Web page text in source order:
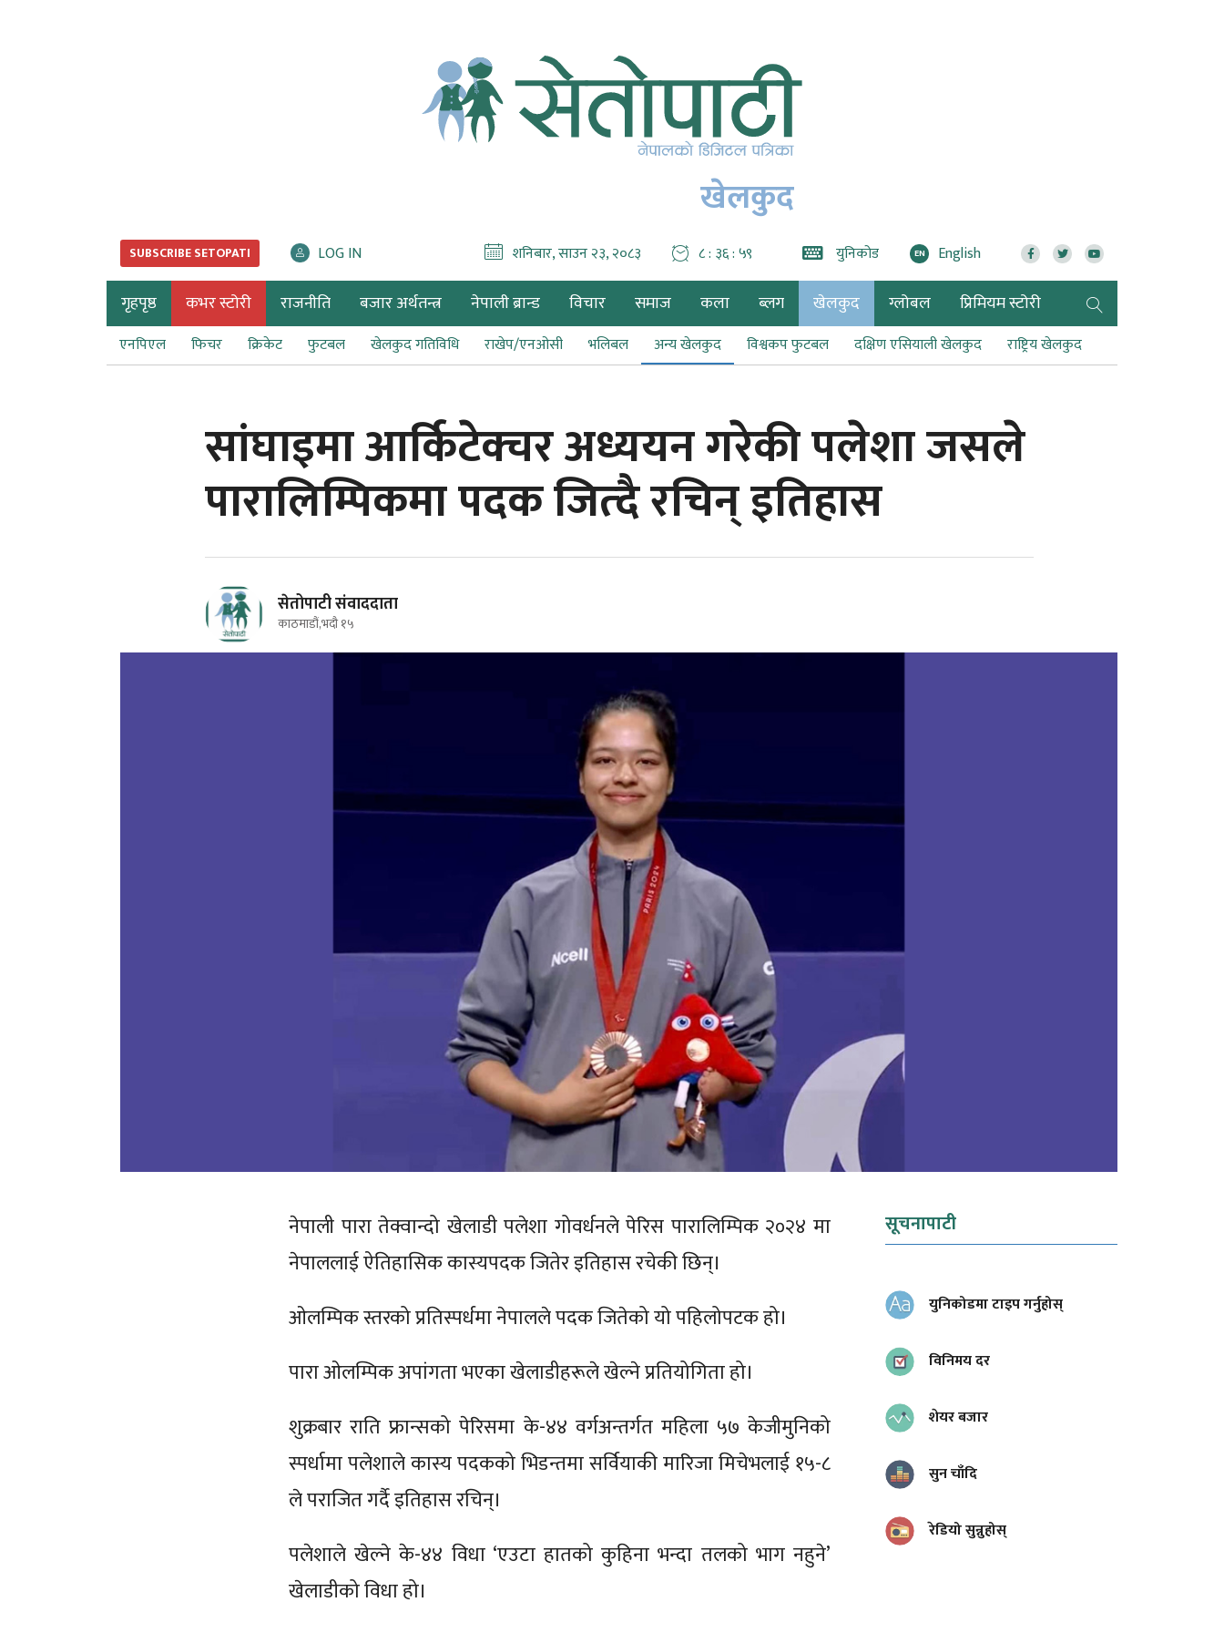
खेलकुद
SUBSCRIBE SETOPATI LOG IN शनिबार, साउन २३, २०८३ ८ : ३७ : ०० युनिकोड EN English
गृहपृष्ठ कभर स्टोरी राजनीति बजार अर्थतन्त्र नेपाली ब्रान्ड विचार समाज कला ब्लग खेलकुद ग्लोबल प्रिमियम स्टोरी
एनपिएल फिचर क्रिकेट फुटबल खेलकुद गतिविधि राखेप/एनओसी भलिबल अन्य खेलकुद विश्वकप फुटबल दक्षिण एसियाली खेलकुद राष्ट्रिय खेलकुद
सांघाइमा आर्किटेक्चर अध्ययन गरेकी पलेशा जसले
पारालिम्पिकमा पदक जित्दै रचिन् इतिहास
सेतोपाटी संवाददाता
काठमाडौं,भदौ १५
नेपाली पारा तेक्वान्दो खेलाडी पलेशा गोवर्धनले पेरिस पारालिम्पिक २०२४ मा
नेपाललाई ऐतिहासिक कास्यपदक जितेर इतिहास रचेकी छिन्।
ओलम्पिक स्तरको प्रतिस्पर्धमा नेपालले पदक जितेको यो पहिलोपटक हो।
पारा ओलम्पिक अपांगता भएका खेलाडीहरूले खेल्ने प्रतियोगिता हो।
शुक्रबार राति फ्रान्सको पेरिसमा के-४४ वर्गअन्तर्गत महिला ५७ केजीमुनिको
स्पर्धामा पलेशाले कास्य पदकको भिडन्तमा सर्वियाकी मारिजा मिचेभलाई १५-८
ले पराजित गर्दै इतिहास रचिन्।
पलेशाले खेल्ने के-४४ विधा ‘एउटा हातको कुहिना भन्दा तलको भाग नहुने’
खेलाडीको विधा हो।
सूचनापाटी
युनिकोडमा टाइप गर्नुहोस्
विनिमय दर
शेयर बजार
सुन चाँदि
रेडियो सुन्नुहोस्